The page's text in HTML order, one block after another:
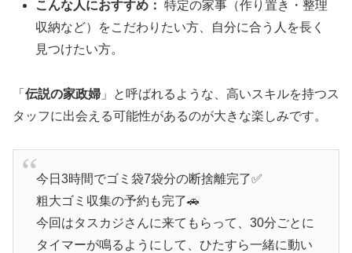
こんな人におすすめ： 特定の家事（作り置き・整理
収納など）をこだわりたい方、自分に合う人を長く
見つけたい方。
「 伝説の家政婦 」と呼ばれるような、高いスキルを持つス
タッフに出会える可能性があるのが大きな楽しみです。
今日3時間でゴミ袋7袋分の断捨離完了✅
粗大ゴミ収集の予約も完了🚗
今回はタスカジさんに来てもらって、30分ごとに
タイマーが鳴るようにして、ひたすら一緒に動い